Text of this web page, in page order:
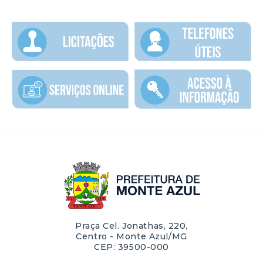
Praça Cel. Jonathas, 220,
Centro - Monte Azul/MG
CEP: 39500-000